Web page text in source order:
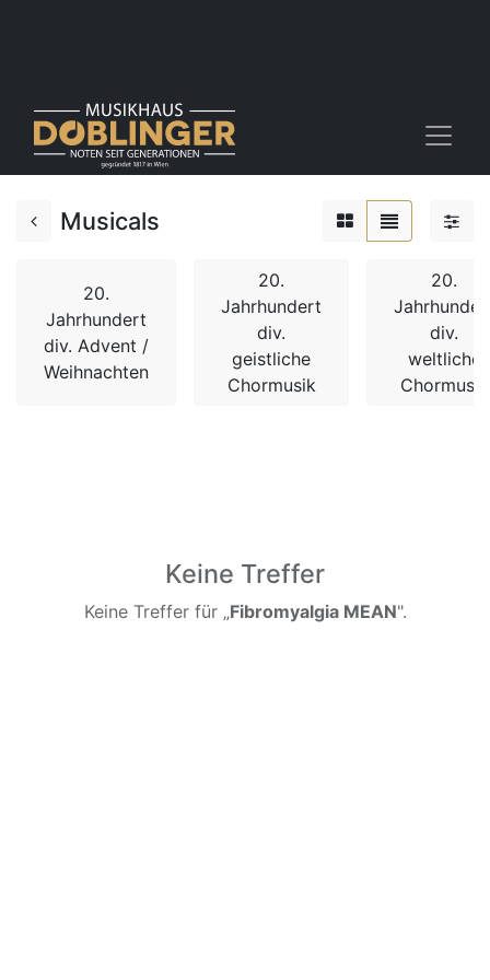
Musicals
20.
Jahrhundert
div. Advent /
Weihnachten
20.
Jahrhundert
div.
geistliche
Chormusik
20.
div.
weltliche
Chormusik
Keine Treffer
Keine Treffer für „Fibromyalgia MEAN".